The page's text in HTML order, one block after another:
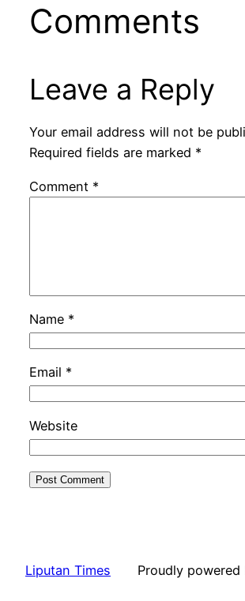
Comments
Leave a Reply
Your email address will not be
Required fields are marked *
Comment *
Name *
Email *
Website
Liputan Times Proudly powered